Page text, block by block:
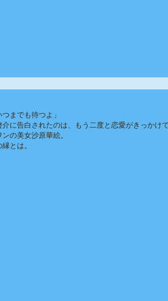
までも待つよ」
に告白されたのは、もう二度と恋愛がきっかけ
の美女沙原華絵。
とは。